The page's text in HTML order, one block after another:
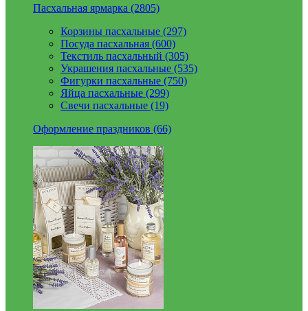
Пасхальная ярмарка (2805)
Корзины пасхальные (297)
Посуда пасхальная (600)
Текстиль пасхальный (305)
Украшения пасхальные (535)
Фигурки пасхальные (750)
Яйца пасхальные (299)
Свечи пасхальные (19)
Оформление праздников (66)